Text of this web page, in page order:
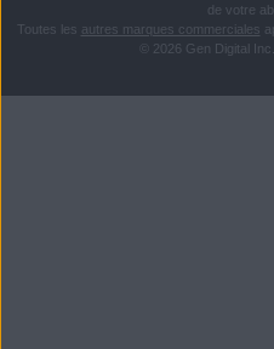
de votre
Toutes les
autres marques commerciales
© 2026 Gen Digital